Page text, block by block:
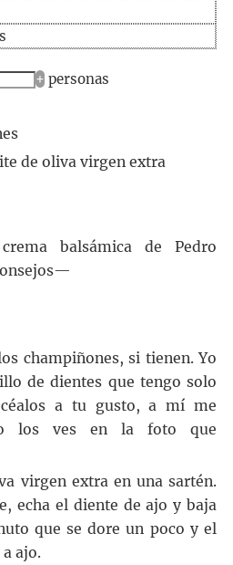
+ personas
de oliva virgen extra
balsámica de Pedro
champiñones, si tienen. Yo
de dientes que tengo solo
a tu gusto, a mí me
los ves en la foto que
virgen extra en una sartén.
echa el diente de ajo y baja
que se dore un poco y el
ajo.